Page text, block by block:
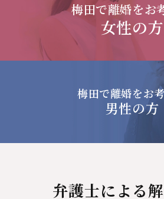
梅田で離婚をお
女性の方
梅田で離婚をお
男性の方
弁護士による